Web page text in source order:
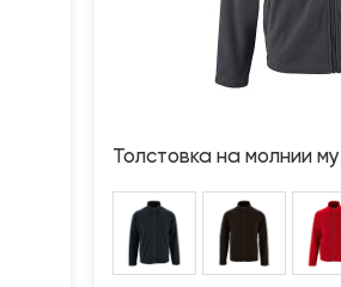
Толстовка на молнии